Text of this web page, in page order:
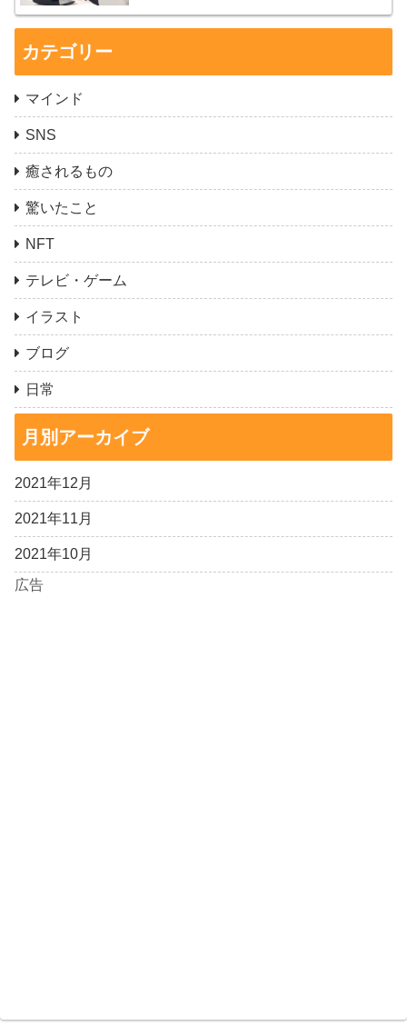
カテゴリー
マインド
SNS
癒されるもの
驚いたこと
NFT
テレビ・ゲーム
イラスト
ブログ
日常
月別アーカイブ
2021年12月
2021年11月
2021年10月
広告